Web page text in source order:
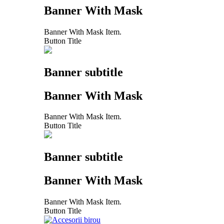
Banner With Mask
Banner With Mask Item.
Button Title
Banner subtitle
Banner With Mask
Banner With Mask Item.
Button Title
Banner subtitle
Banner With Mask
Banner With Mask Item.
Button Title